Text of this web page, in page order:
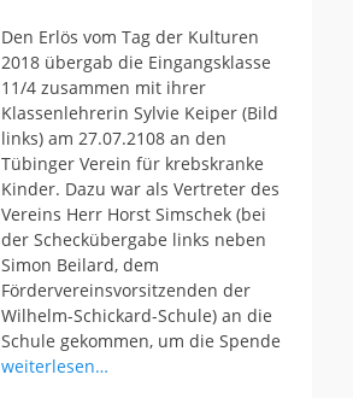
Den Erlös vom Tag der Kulturen
2018 übergab die Eingangsklasse
11/4 zusammen mit ihrer
Klassenlehrerin Sylvie Keiper (Bild
links) am 27.07.2108 an den
Tübinger Verein für krebskranke
Kinder. Dazu war als Vertreter des
Vereins Herr Horst Simschek (bei
der Scheckübergabe links neben
Simon Beilard, dem
Fördervereinsvorsitzenden der
Wilhelm-Schickard-Schule) an die
Schule gekommen, um die Spende
weiterlesen…